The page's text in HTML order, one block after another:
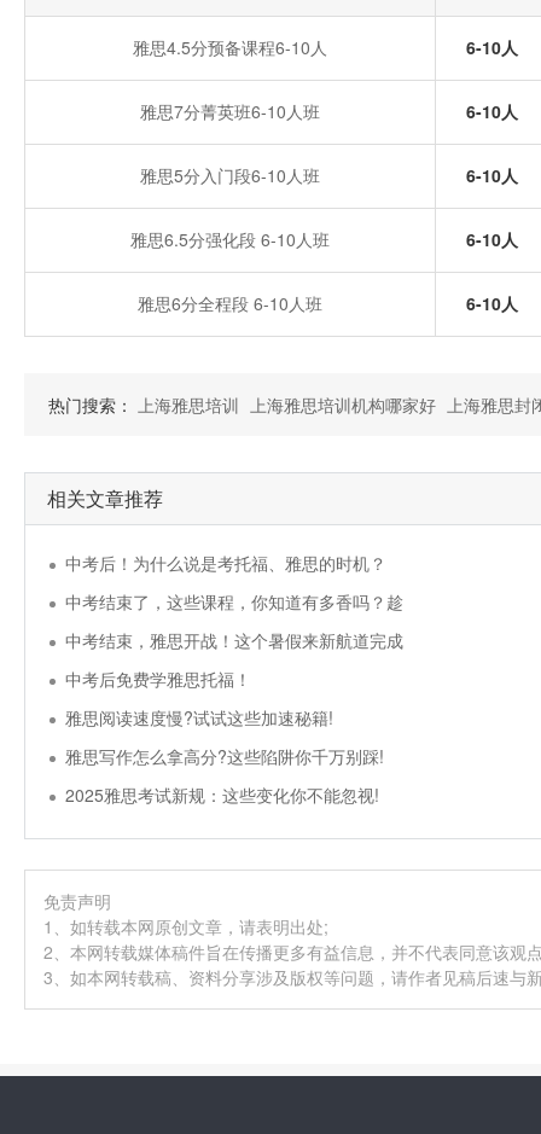
雅思4.5分预备课程6-10人 6-10人
雅思7分菁英班6-10人班 6-10人
雅思5分入门段6-10人班 6-10人
雅思6.5分强化段 6-10人班 6-10人
雅思6分全程段 6-10人班 6-10人
热门搜索： 上海雅思培训 上海雅思培训机构哪家好 上海雅思封
相关文章推荐
中考后！为什么说是考托福、雅思的时机？
中考结束了，这些课程，你知道有多香吗？趁
中考结束，雅思开战！这个暑假来新航道完成
中考后免费学雅思托福！
雅思阅读速度慢?试试这些加速秘籍!
雅思写作怎么拿高分?这些陷阱你千万别踩!
2025雅思考试新规：这些变化你不能忽视!
免责声明
1、如转载本网原创文章，请表明出处;
2、本网转载媒体稿件旨在传播更多有益信息，并不代表同意该观
3、如本网转载稿、资料分享涉及版权等问题，请作者见稿后速